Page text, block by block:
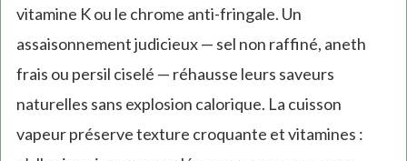
vitamine K ou le chrome anti-fringale. Un
assaisonnement judicieux — sel non raffiné, aneth
frais ou persil ciselé — réhausse leurs saveurs
naturelles sans explosion calorique. La cuisson
vapeur préserve texture croquante et vitamines :